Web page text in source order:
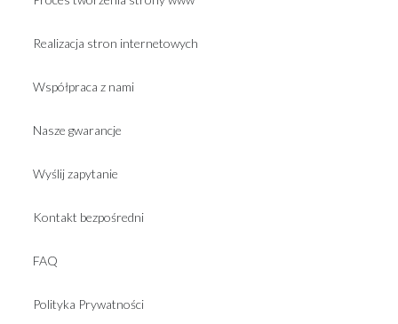
Realizacja stron internetowych
Współpraca z nami
Nasze gwarancje
Wyślij zapytanie
Kontakt bezpośredni
FAQ
Polityka Prywatności